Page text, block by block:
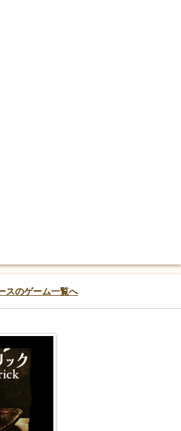
スのゲーム一覧へ